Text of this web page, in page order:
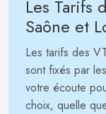
Les Tarifs
Saône et
Les tarifs des
sont fixés par
votre écoute
choix, quelle